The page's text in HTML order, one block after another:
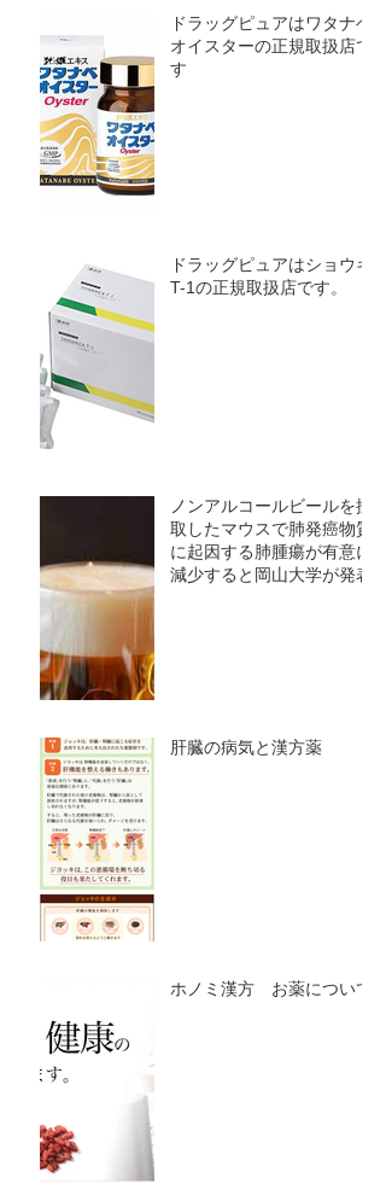
ドラッグピュアはワタナベ
オイスターの正規取扱店で
す
ドラッグピュアはショウキ
T-1の正規取扱店です。
ノンアルコールビールを摂
取したマウスで肺発癌物質
に起因する肺腫瘍が有意に
減少すると岡山大学が発表
肝臓の病気と漢方薬
ホノミ漢方 お薬について